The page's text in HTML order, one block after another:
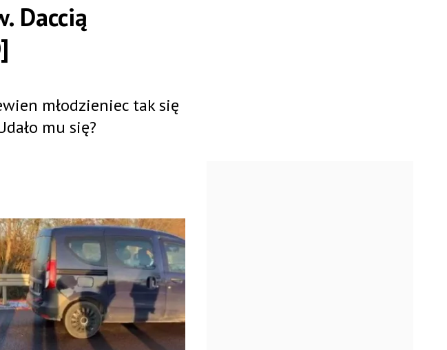
Daccią
młodzieniec tak się
mu się?